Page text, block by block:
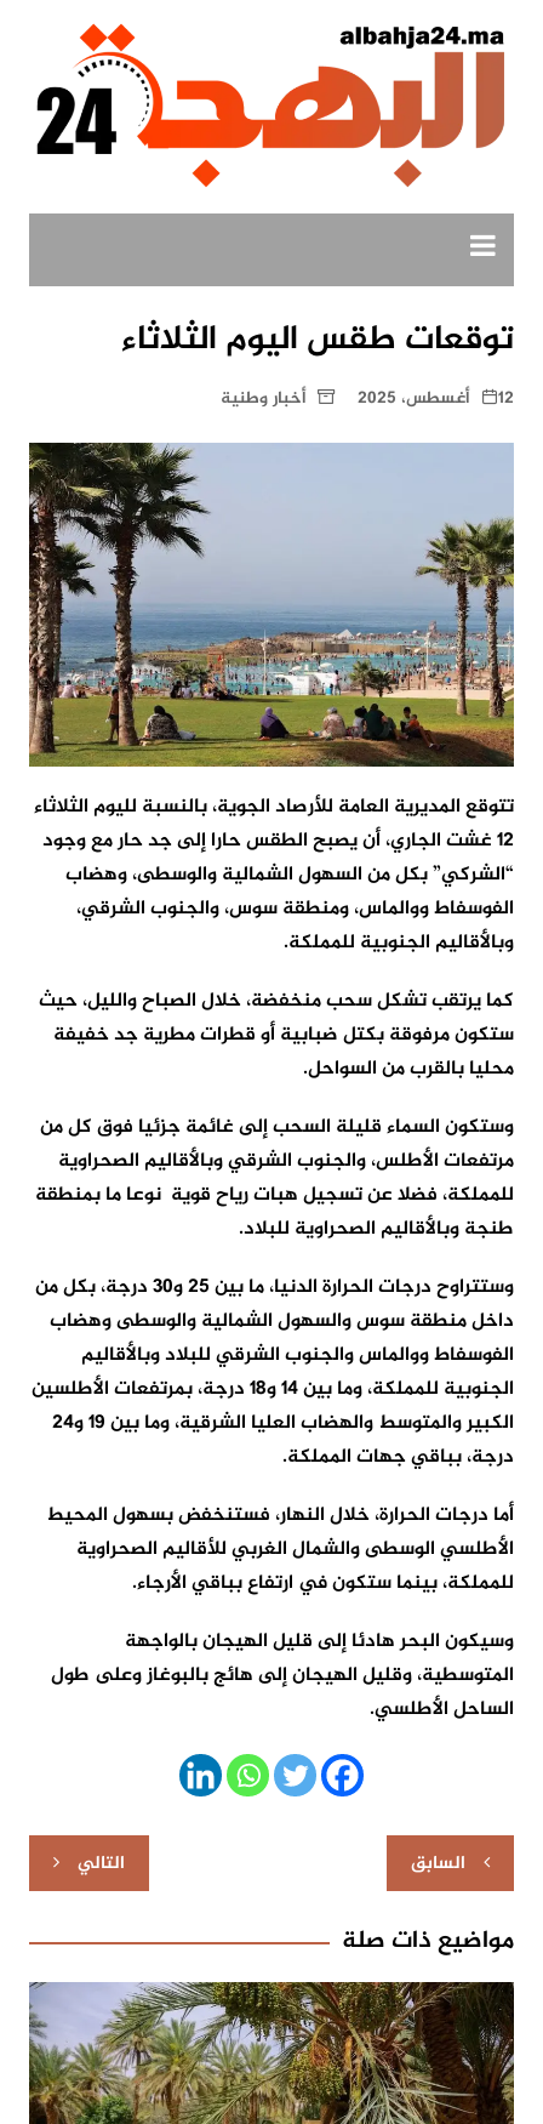
توقعات طقس اليوم الثلاثاء
12 أغسطس، 2025 أخبار وطنية
تتوقع المديرية العامة للأرصاد الجوية، بالنسبة لليوم الثلاثاء
12 غشت الجاري، أن يصبح الطقس حارا إلى جد حار مع وجود
“الشركي” بكل من السهول الشمالية والوسطى، وهضاب
الفوسفاط ووالماس، ومنطقة سوس، والجنوب الشرقي،
وبالأقاليم الجنوبية للمملكة.
كما يرتقب تشكل سحب منخفضة، خلال الصباح والليل، حيث
ستكون مرفوقة بكتل ضبابية أو قطرات مطرية جد خفيفة
محليا بالقرب من السواحل.
وستكون السماء قليلة السحب إلى غائمة جزئيا فوق كل من
مرتفعات الأطلس، والجنوب الشرقي وبالأقاليم الصحراوية
للمملكة، فضلا عن تسجيل هبات رياح قوية نوعا ما بمنطقة
طنجة وبالأقاليم الصحراوية للبلاد.
وستتراوح درجات الحرارة الدنيا، ما بين 25 و30 درجة، بكل من
داخل منطقة سوس والسهول الشمالية والوسطى وهضاب
الفوسفاط ووالماس والجنوب الشرقي للبلاد وبالأقاليم
الجنوبية للمملكة، وما بين 14 و18 درجة، بمرتفعات الأطلسين
الكبير والمتوسط والهضاب العليا الشرقية، وما بين 19 و24
درجة، بباقي جهات المملكة.
أما درجات الحرارة، خلال النهار، فستنخفض بسهول المحيط
الأطلسي الوسطى والشمال الغربي للأقاليم الصحراوية
للمملكة، بينما ستكون في ارتفاع بباقي الأرجاء.
وسيكون البحر هادئا إلى قليل الهيجان بالواجهة
المتوسطية، وقليل الهيجان إلى هائج بالبوغاز وعلى طول
الساحل الأطلسي.
تصفّح
المقالات
السابق التالي
مواضيع ذات صلة